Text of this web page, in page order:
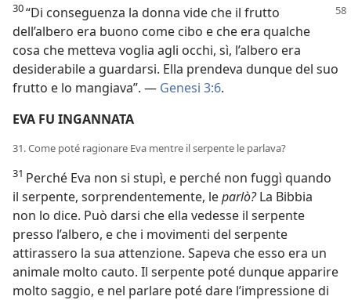
30“Di conseguenza la donna vide che il frutto
dell’albero era buono come cibo e che era qualche
cosa che metteva voglia agli occhi, sì, l’albero era
desiderabile a guardarsi. Ella prendeva dunque del suo
frutto e lo mangiava”. — Genesi 3:6.
EVA FU INGANNATA
31. Come poté ragionare Eva mentre il serpente le parlava?
31 Perché Eva non si stupì, e perché non fuggì quando
il serpente, sorprendentemente, leparlò?La Bibbia
non lo dice. Può darsi che ella vedesse il serpente
presso l’albero, e che i movimenti del serpente
attirassero la sua attenzione. Sapeva che esso era un
animale molto cauto. Il serpente poté dunque apparire
molto saggio, e nel parlare poté dare l’impressione di